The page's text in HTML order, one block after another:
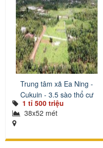
Trung tâm xã Ea Ning -
Cukuin - 3.5 sào thổ cư
1 tỉ 500 triệu
38x52 mét